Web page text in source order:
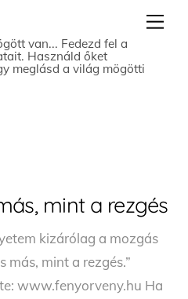
van... Fedezd fel a
Használd őket
meglásd a világ mögötti
mint a rezgés
kizárólag a mozgás
más, mint a rezgés.”
www.fenyorveny.hu Ha